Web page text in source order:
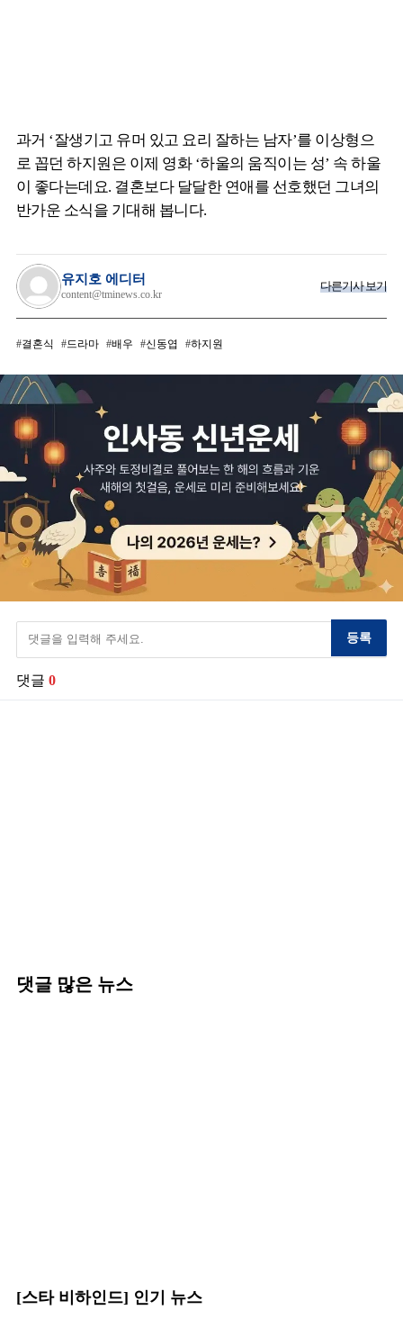
과거 ‘잘생기고 유머 있고 요리 잘하는 남자’를 이상형으
로 꼽던 하지원은 이제 영화 ‘하울의 움직이는 성’ 속 하울
이 좋다는데요. 결혼보다 달달한 연애를 선호했던 그녀의
반가운 소식을 기대해 봅니다.
유지호 에디터
content@tminews.co.kr
다른기사 보기
결혼식 드라마 배우 신동엽 하지원
등록
댓글 0
댓글 많은 뉴스
[스타 비하인드] 인기 뉴스